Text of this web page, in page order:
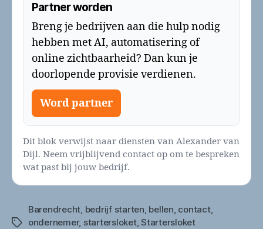
Partner worden
Breng je bedrijven aan die hulp nodig
hebben met AI, automatisering of
online zichtbaarheid? Dan kun je
doorlopende provisie verdienen.
Word partner
Dit blok verwijst naar diensten van Alexander van
Dijl. Neem vrijblijvend contact op om te bespreken
wat past bij jouw bedrijf.
Tags
Barendrecht, bedrijf starten, bellen, contact,
ondernemer, startersloket,Startersloket